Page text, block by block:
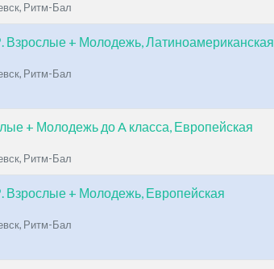
Ритм-Бал
+ Молодежь, Латиноамериканская
Ритм-Бал
+ Молодежь до A класса, Европейская
Ритм-Бал
+ Молодежь, Европейская
Ритм-Бал